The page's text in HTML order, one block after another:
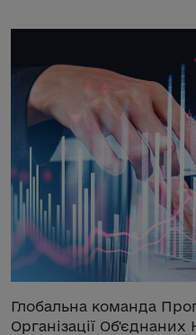
Глобальна команда
Організації